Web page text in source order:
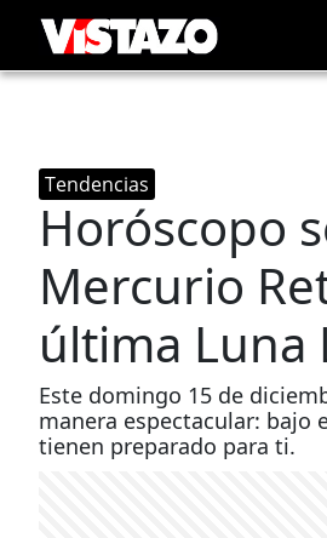
Tendencias
Horóscopo
Mercurio
última Luna
Este domingo 15 de
manera espectacular: bajo
tienen preparado para ti.